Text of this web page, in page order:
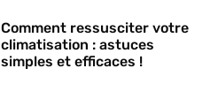
Comment ressusciter votre
climatisation : astuces
simples et efficaces !